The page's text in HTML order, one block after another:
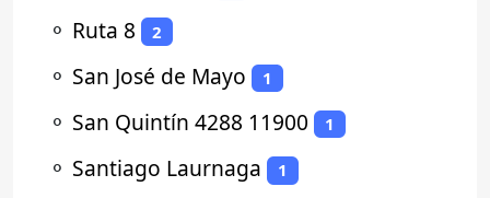
⚬ Ruta 8 2
⚬ San José de Mayo 1
⚬ San Quintín 4288 11900 1
⚬ Santiago Laurnaga 1